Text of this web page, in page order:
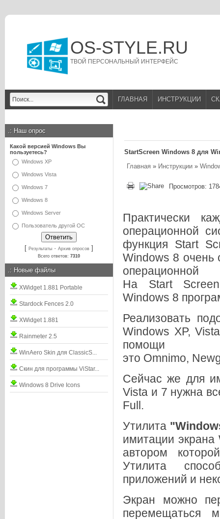
OS-STYLE.RU
ТВОЙ ПЕРСОНАЛЬНЫЙ ИНТЕРФЕЙС
ГЛАВНАЯ ИНСТРУКЦИИ
.: Наш опрос
Какой версией Windows Вы
пользуетесь?
Windows XP
Windows Vista
Windows 7
Windows 8
Windows Server
Пользователь другой ОС
[ Результаты · Архив опросов ]
Всего ответов: 7310
.: Новые файлы
XWidget 1.881 Portable
Stardock Fences 2.0
XWidget 1.881
Rainmeter 2.5
WinAero Skin для ClassicS...
Скин для программы ViStar...
Windows 8 Drive Icons
StartScreen Windows 8 для
Главная » Инструкции »
Просмотров:
Практически
операционной
функция Start
Windows 8 очень
На Start Screen
Windows 8
Реализовать
Windows XP,
помощи
это Omnimo,
Сейчас же для
Vista и 7 нужна
Full.
Утилита
имитации
автором
Утилита
приложений и
Экран можно
перемещаться